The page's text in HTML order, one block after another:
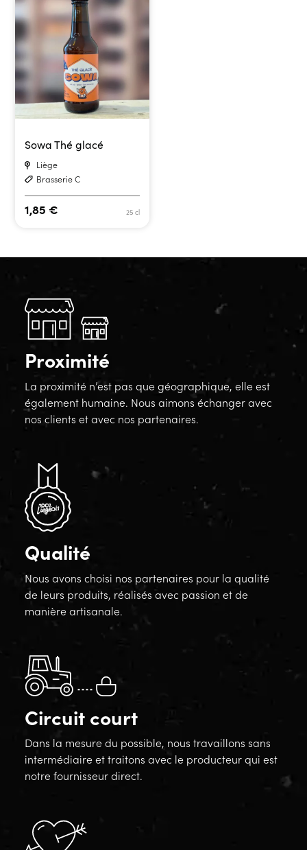
Sowa Thé glacé
Liège
Brasserie C
25 cl
1,85€
Proximité
La proximité n’est pas que géographique, elle est
également humaine. Nous aimons échanger avec
nos clients et avec nos partenaires.
Qualité
Nous avons choisi nos partenaires pour la qualité
de leurs produits, réalisés avec passion et de
manière artisanale.
Circuit court
Dans la mesure du possible, nous travaillons sans
intermédiaire et traitons avec le producteur qui est
notre fournisseur direct.